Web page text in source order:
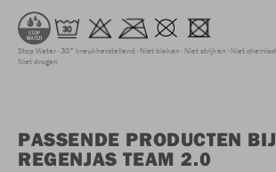
Stop Water 30° kreukherstellend Niet bleken Niet strijken Niet
Niet drogen
PASSENDE PRODUCTEN BIJ
REGENJAS TEAM 2.0